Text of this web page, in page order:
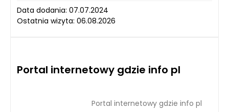
Data dodania: 07.07.2024
Ostatnia wizyta: 06.08.2026
Portal internetowy gdzie info pl
Portal internetowy gdzie info pl